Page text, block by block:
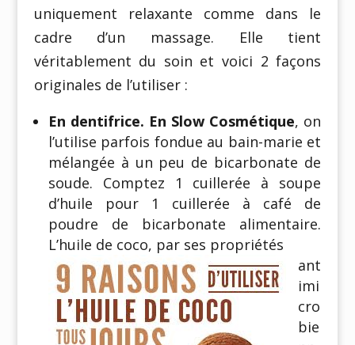
uniquement relaxante comme dans le
cadre d’un massage. Elle tient
véritablement du soin et voici 2 façons
originales de l’utiliser :
En dentifrice. En Slow Cosmétique, on
l’utilise parfois fondue au bain-marie et
mélangée à un peu de bicarbonate de
soude. Comptez 1 cuillerée à soupe
d’huile pour 1 cuillerée à café de
poudre de bicarbonate alimentaire.
L’huile de coco, par ses propriétés
ant
imi
cro
bie